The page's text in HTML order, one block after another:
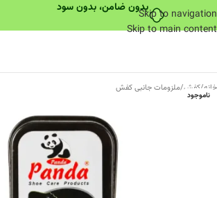
بدون ضامن، بدون سودSkip to navigation
Skip to main content
خانه/کفش/ملزومات جانبی کفش
ناموجود